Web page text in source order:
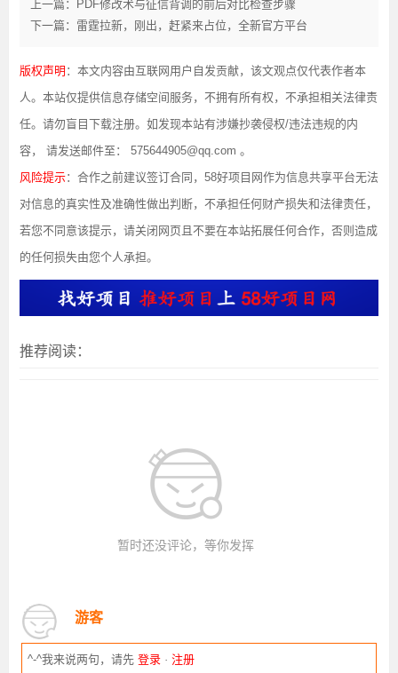
上一篇：PDF修改术与征信背调的前后对比检查步骤
下一篇：雷霆拉新，刚出，赶紧来占位，全新官方平台
版权声明 ：本文内容由互联网用户自发贡献，该文观点仅代表作者本
人。本站仅提供信息存储空间服务，不拥有所有权，不承担相关法律责
任。请勿盲目下载注册。如发现本站有涉嫌抄袭侵权/违法违规的内
容， 请发送邮件至： 575644905@qq.com 。
风险提示：合作之前建议签订合同，58好项目网作为信息共享平台无法
对信息的真实性及准确性做出判断，不承担任何财产损失和法律责任，
若您不同意该提示，请关闭网页且不要在本站拓展任何合作，否则造成
的任何损失由您个人承担。
推荐阅读：
暂时还没评论，等你发挥
游客
^-^我来说两句，请先登录 · 注册